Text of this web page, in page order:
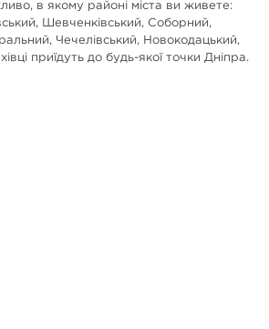
в якому районі міста ви живете:
Шевченківський, Соборний,
Чечелівський, Новокодацький,
приїдуть до будь-якої точки Дніпра.